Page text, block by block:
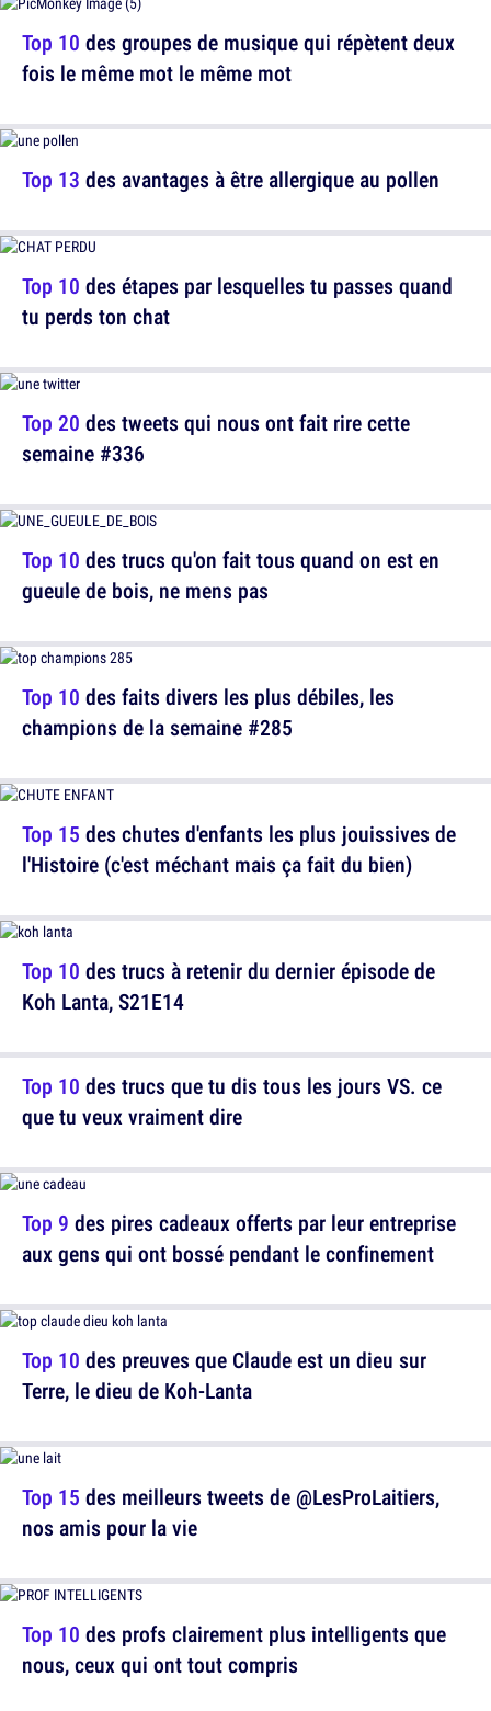
Top 10 des groupes de musique qui répètent deux
fois le même mot le même mot
Top 10 des étapes par lesquelles tu passes quand
tu perds ton chat
Top 10 des trucs qu'on fait tous quand on est en
gueule de bois, ne mens pas
Top 15 des chutes d'enfants les plus jouissives de
l'Histoire (c'est méchant mais ça fait du bien)
Top 10 des trucs que tu dis tous les jours VS. ce
que tu veux vraiment dire
Top 10 des preuves que Claude est un dieu sur
Terre, le dieu de Koh-Lanta
Top 10 des profs clairement plus intelligents que
nous, ceux qui ont tout compris
Top 13 des avantages à être allergique au pollen
Top 20 des tweets qui nous ont fait rire cette
semaine #336
Top 10 des faits divers les plus débiles, les
champions de la semaine #285
Top 10 des trucs à retenir du dernier épisode de
Koh Lanta, S21E14
Top 9 des pires cadeaux offerts par leur entreprise
aux gens qui ont bossé pendant le confinement
Top 15 des meilleurs tweets de @LesProLaitiers,
nos amis pour la vie